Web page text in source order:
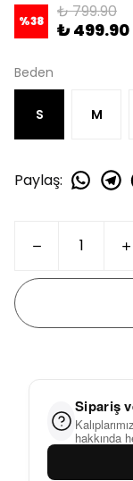
%38 ₺ 799.90
₺ 499.90
Beden
S M
Paylaş:
Sipariş
hakkında